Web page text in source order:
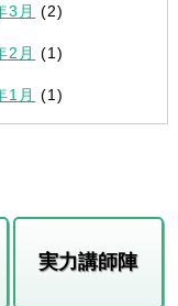
3月 (2)
2月 (1)
1月 (1)
実力講師陣